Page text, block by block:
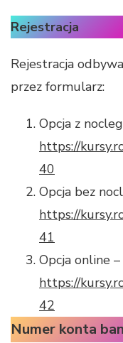
Rejestracja
Rejestracja
przez formularz:
Opcja z
https://
40
Opcja bez
https://
41
Opcja online –
https://
42
Numer konta